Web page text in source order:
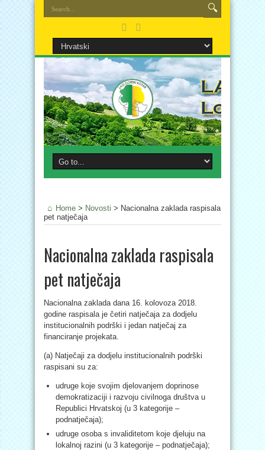
Home > Novosti > Nacionalna zaklada raspisala
pet natječaja
Nacionalna zaklada raspisala
pet natječaja
Nacionalna zaklada dana 16. kolovoza 2018.
godine raspisala je četiri natječaja za dodjelu
institucionalnih podrški i jedan natječaj za
financiranje projekata.
(a) Natječaji za dodjelu institucionalnih podrški
raspisani su za:
udruge koje svojim djelovanjem doprinose
demokratizaciji i razvoju civilnoga društva u
Republici Hrvatskoj (u 3 kategorije –
podnatječaja);
udruge osoba s invaliditetom koje djeluju na
lokalnoj razini (u 3 kategorije – podnatječaja);